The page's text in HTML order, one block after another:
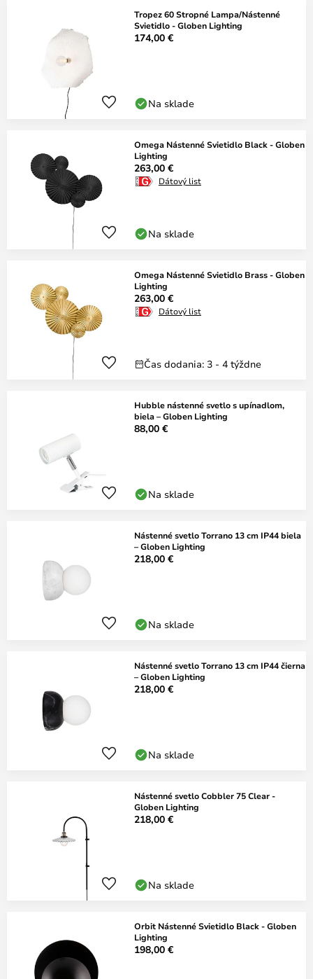
Tropez 60 Stropné Lampa/Nástenné
Svietidlo - Globen Lighting
174,00 €
Na sklade
Omega Nástenné Svietidlo Black - Globen
Lighting
263,00 €
Dátový list
Na sklade
Omega Nástenné Svietidlo Brass - Globen
Lighting
263,00 €
Dátový list
Čas dodania: 3 - 4 týždne
Hubble nástenné svetlo s upínadlom,
biela – Globen Lighting
88,00 €
Na sklade
Nástenné svetlo Torrano 13 cm IP44 biela
– Globen Lighting
218,00 €
Na sklade
Nástenné svetlo Torrano 13 cm IP44 čierna
– Globen Lighting
218,00 €
Na sklade
Nástenné svetlo Cobbler 75 Clear -
Globen Lighting
218,00 €
Na sklade
Orbit Nástenné Svietidlo Black - Globen
Lighting
198,00 €